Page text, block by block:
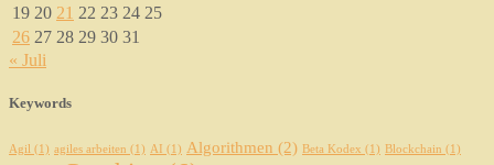
19 20 21 22 23 24 25
26 27 28 29 30 31
« Juli
Keywords
Agil (1) agiles arbeiten (1) AI (1) Algorithmen (2) Beta Kodex (1) Blockchain (1)